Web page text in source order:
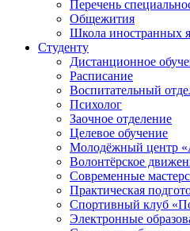
Перечень
Общежития
Школа иностранных
Студенту
Дистанционное
Расписание
Воспитательный
Психолог
Заочное отделение
Целевое обучение
Молодёжный центр
Волонтёрское
Современные
Практическая
Спортивный клуб
Электронные